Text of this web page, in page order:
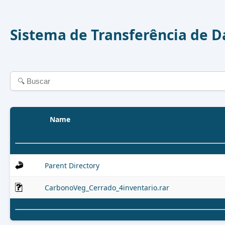
Sistema de Transferência de
Name
Parent Directory
CarbonoVeg_Cerrado_4inventario.rar